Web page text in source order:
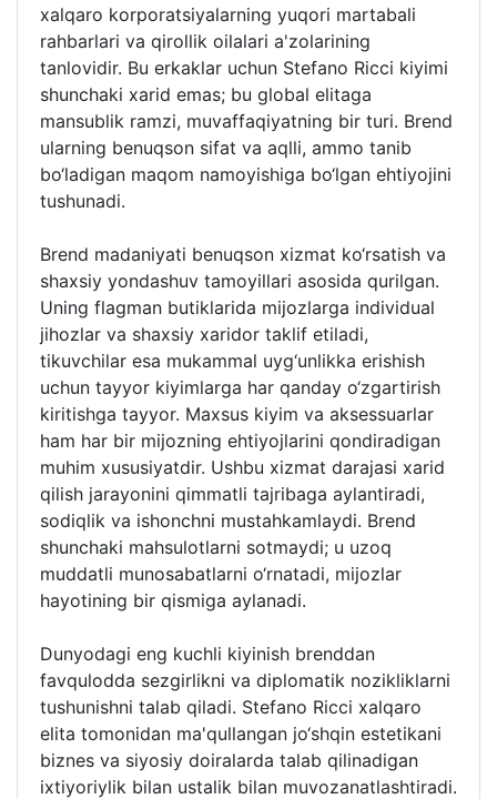
xalqaro korporatsiyalarning yuqori martabali
rahbarlari va qirollik oilalari a'zolarining
tanlovidir. Bu erkaklar uchun Stefano Ricci kiyimi
shunchaki xarid emas; bu global elitaga
mansublik ramzi, muvaffaqiyatning bir turi. Brend
ularning benuqson sifat va aqlli, ammo tanib
bo‘ladigan maqom namoyishiga bo‘lgan ehtiyojini
tushunadi.
Brend madaniyati benuqson xizmat ko‘rsatish va
shaxsiy yondashuv tamoyillari asosida qurilgan.
Uning flagman butiklarida mijozlarga individual
jihozlar va shaxsiy xaridor taklif etiladi,
tikuvchilar esa mukammal uyg‘unlikka erishish
uchun tayyor kiyimlarga har qanday o‘zgartirish
kiritishga tayyor. Maxsus kiyim va aksessuarlar
ham har bir mijozning ehtiyojlarini qondiradigan
muhim xususiyatdir. Ushbu xizmat darajasi xarid
qilish jarayonini qimmatli tajribaga aylantiradi,
sodiqlik va ishonchni mustahkamlaydi. Brend
shunchaki mahsulotlarni sotmaydi; u uzoq
muddatli munosabatlarni o‘rnatadi, mijozlar
hayotining bir qismiga aylanadi.
Dunyodagi eng kuchli kiyinish brenddan
favqulodda sezgirlikni va diplomatik nozikliklarni
tushunishni talab qiladi. Stefano Ricci xalqaro
elita tomonidan ma'qullangan jo‘shqin estetikani
biznes va siyosiy doiralarda talab qilinadigan
ixtiyoriylik bilan ustalik bilan muvozanatlashtiradi.